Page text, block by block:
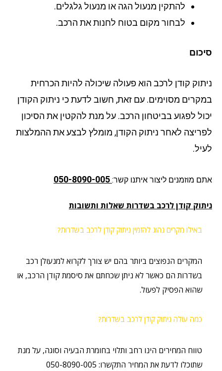
להתקין מנעול הגה או מנעול גלגלים.
לבחור מקום בטוח לחנות את הרכב.
סיכום
ניתוק קודן לרכב הוא פעולה שיכולה להיות הכרחית
במקרים מסוימים. עם זאת, חשוב לדעת כי ניתוק הקודן
יכול לפגוע בביטחון הרכב. על מנת להקטין את הסיכון
לפריצה לאחר ניתוק הקודן, מומלץ לבצע את ההמלצות
לעיל.
אתם מוזמנים ליצור איתנו קשר:
ניתוק קודן לרכב בשדרות שאלות ותשובות
באילו מקרים נהוג להזמין ניתוק קודן לרכב בשדרות?
המקרים הנפוצים ביותר בהם יש צורך לקרוא למנעולן רכב
בשדרות הם כאשר לא ניתן שכחתם את סיסמת קודן הרכב, או
שהוא הפסיק לפעול.
כמה עולה ניתוק קודן לרכב בשדרות?
טווח המחירים הינו רחב ותלוי בחומרת הבעיה וסוגה, על מנת
שתוכלו לדעת את המחיר התקשרו: 050-8090-005